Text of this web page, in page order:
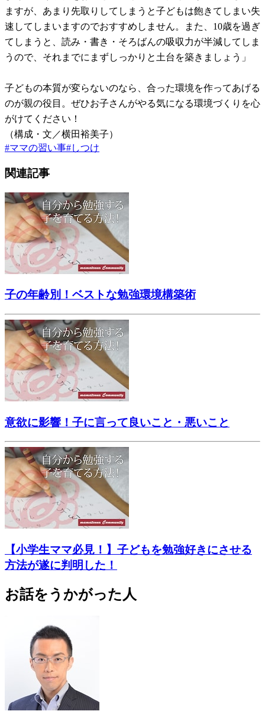
ますが、あまり先取りしてしまうと子どもは飽きてしまい失
速してしまいますのでおすすめしません。また、10歳を過ぎ
てしまうと、読み・書き・そろばんの吸収力が半減してしま
うので、それまでにまずしっかりと土台を築きましょう」
子どもの本質が変らないのなら、合った環境を作ってあげる
のが親の役目。ぜひお子さんがやる気になる環境づくりを心
がけてください！
（構成・文／横田裕美子）
#ママの習い事#しつけ
関連記事
子の年齢別！ベストな勉強環境構築術
意欲に影響！子に言って良いこと・悪いこと
【小学生ママ必見！】子どもを勉強好きにさせる
方法が遂に判明した！
お話をうかがった人